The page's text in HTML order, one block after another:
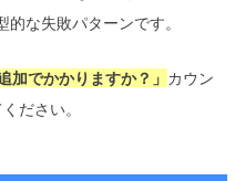
な失敗パターンです。
加でかかりますか？」 カウン
ださい。